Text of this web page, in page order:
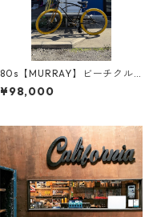
80s【MURRAY】ビーチクル
ーザー beach cruiser
¥98,000